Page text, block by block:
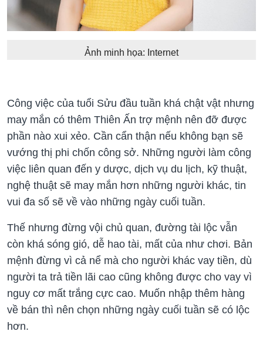
Ảnh minh họa: Internet
Công việc của tuổi Sửu đầu tuần khá chật vật nhưng
may mắn có thêm Thiên Ấn trợ mệnh nên đỡ được
phần nào xui xẻo. Cần cẩn thận nếu không bạn sẽ
vướng thị phi chốn công sở. Những người làm công
việc liên quan đến y dược, dịch vụ du lịch, kỹ thuật,
nghệ thuật sẽ may mắn hơn những người khác, tin
vui đa số sẽ về vào những ngày cuối tuần.
Thế nhưng đừng vội chủ quan, đường tài lộc vẫn
còn khá sóng gió, dễ hao tài, mất của như chơi. Bản
mệnh đừng vì cả nể mà cho người khác vay tiền, dù
người ta trả tiền lãi cao cũng không được cho vay vì
nguy cơ mất trắng cực cao. Muốn nhập thêm hàng
về bán thì nên chọn những ngày cuối tuần sẽ có lộc
hơn.